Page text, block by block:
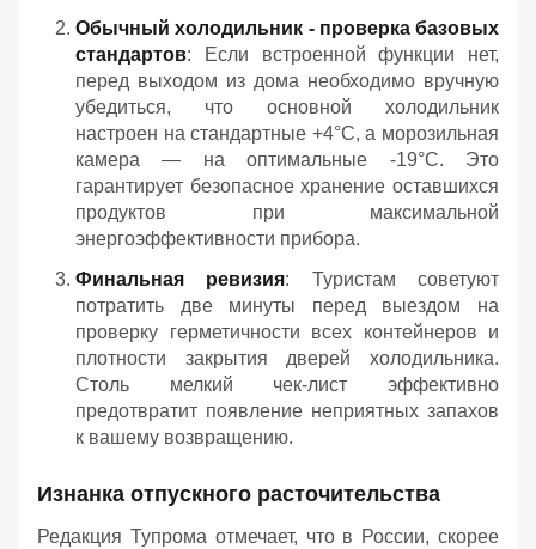
Обычный холодильник - проверка базовых
стандартов: Если встроенной функции нет,
перед выходом из дома необходимо вручную
убедиться, что основной холодильник
настроен на стандартные +4°C, а морозильная
камера — на оптимальные -19°C. Это
гарантирует безопасное хранение оставшихся
продуктов при максимальной
энергоэффективности прибора.
Финальная ревизия: Туристам советуют
потратить две минуты перед выездом на
проверку герметичности всех контейнеров и
плотности закрытия дверей холодильника.
Столь мелкий чек-лист эффективно
предотвратит появление неприятных запахов
к вашему возвращению.
Изнанка отпускного расточительства
Редакция Тупрома отмечает, что в России, скорее